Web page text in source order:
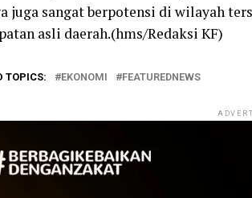
juga sangat berpotensi di wilayah
asli daerah.(hms/Redaksi KF)
TOPICS: EKONOMI FEATUREDNEWS